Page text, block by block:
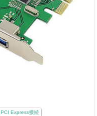
PCI Express接続